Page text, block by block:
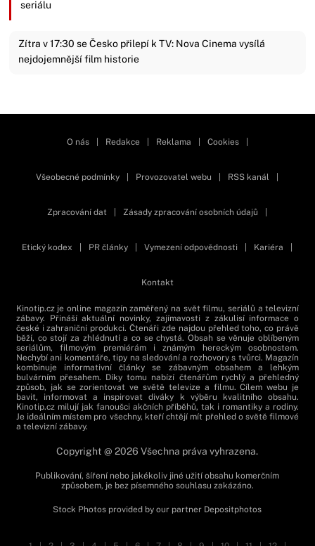
seriálu
Zítra v 17:30 se Česko přilepí k TV: Nova Cinema vysílá
nejdojemnější film historie
O nás Redakce Reklama Cookies
Všeobecné podmínky Provozovatel webu RSS kanál
Zpracování dat Zásady zpracování osobních údajů
Etický kodex PR články Vymezení odpovědnosti Kariéra
Kontakt
Kinotip.cz je online magazín zaměřený na svět filmu, seriálů a televizní
zábavy. Přináší aktuální novinky, zajímavosti z zákulisí informace o
české i zahraniční produkci. Čtenáři zde najdou přehled toho, co právě
běží, co stojí za zhlédnutí a co se chystá. Obsah se věnuje oblíbeným
seriálům, filmovým premiérám i známým hereckým osobnostem.
Nechybí ani komentáře, tipy na sledování a rozhovory s tvůrci. Magazín
kombinuje informativní články se zábavným obsahem a lehkým
bulvárním přesahem. Díky tomu nabízí čtenářům rychlý a přehledný
způsob, jak se zorientovat ve světě televize a filmu. Cílem webu je
bavit, informovat a inspirovat diváky k výběru kvalitního obsahu.
Kinotip.cz milují jak fanoušci akčních příběhů, tak i romantiky a rodiny.
Je ideálním místem pro všechny, kteří chtějí mít přehled o světě filmové
a televizní zábavy.
Copyright @ 2026 Všechna práva vyhrazena.
Publikování, šíření nebo jakékoliv jiné užití obsahu komerčním
způsobem, je bez písemného souhlasu zakázáno.
Stock Photos provided by our partner Depositphotos